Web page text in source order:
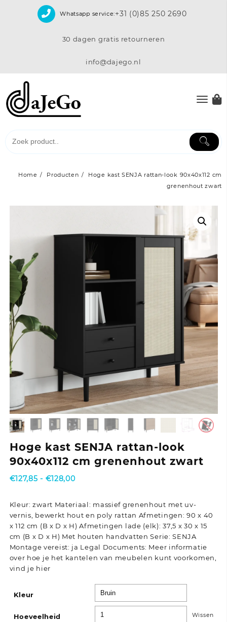
Whatsapp service:+31 (0)85 250 2690
30 dagen gratis retourneren
info@dajego.nl
Home Producten
Hoge kast SENJA rattan-look 90x40x112 cm
grenenhout zwart
Hoge kast SENJA rattan-look
90x40x112 cm grenenhout zwart
€127,85 - €128,00Prijsklasse:
Kleur: zwart Materiaal: massief grenenhout met uv-
vernis, bewerkt hout en poly rattan Afmetingen: 90 x 40
x 112 cm (B x D x H) Afmetingen lade (elk): 37,5 x 30 x 15
cm (B x D x H) Met houten handvatten Serie: SENJA
Montage vereist: ja Legal Documents: Meer informatie
over hoe je het kantelen van meubelen kunt voorkomen,
vind je hier
Kleur
Hoeveelheid Wissen